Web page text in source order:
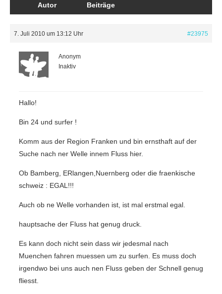
Autor Beiträge
7. Juli 2010 um 13:12 Uhr #23975
Anonym
Inaktiv
Hallo!
Bin 24 und surfer !
Komm aus der Region Franken und bin ernsthaft auf der
Suche nach ner Welle innem Fluss hier.
Ob Bamberg, ERlangen,Nuernberg oder die fraenkische
schweiz : EGAL!!!
Auch ob ne Welle vorhanden ist, ist mal erstmal egal.
hauptsache der Fluss hat genug druck.
Es kann doch nicht sein dass wir jedesmal nach
Muenchen fahren muessen um zu surfen. Es muss doch
irgendwo bei uns auch nen Fluss geben der Schnell genug
fliesst.